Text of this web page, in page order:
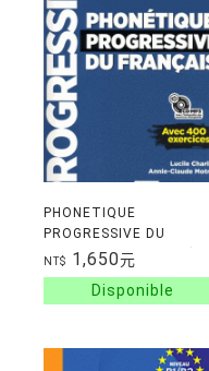
PHONETIQUE
PROGRESSIVE DU
FRANCAIS - AVANCE (B2-
C1) + CD 題目本
NT$ 1,650元